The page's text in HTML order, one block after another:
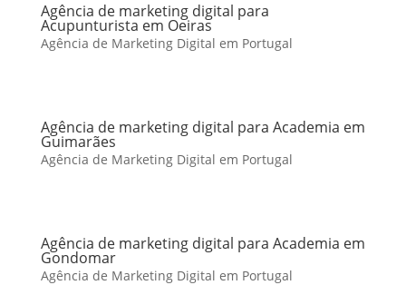
Agência de marketing digital para
Acupunturista em Oeiras
Agência de Marketing Digital em Portugal
Agência de marketing digital para Academia em
Guimarães
Agência de Marketing Digital em Portugal
Agência de marketing digital para Academia em
Gondomar
Agência de Marketing Digital em Portugal